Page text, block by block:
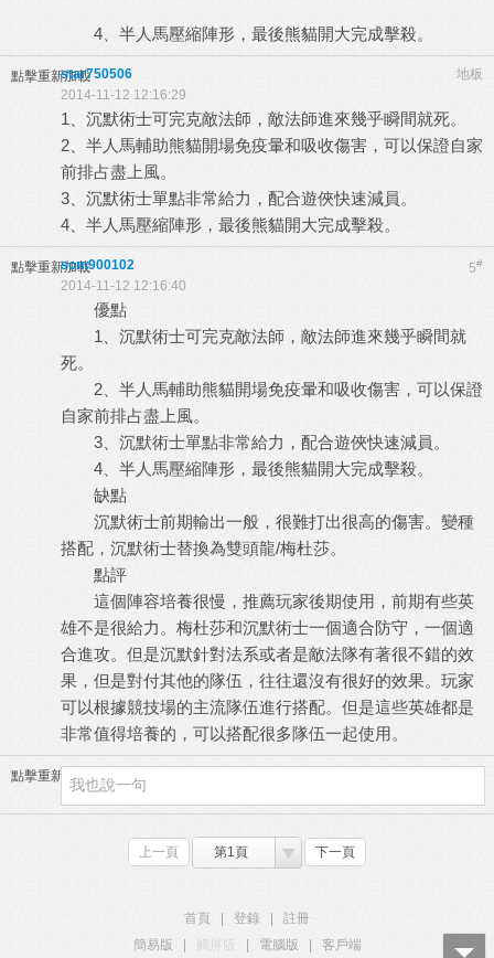
4、半人馬壓縮陣形，最後熊貓開大完成擊殺。
點擊重新加載 地板
star750506
2014-11-12 12:16:29
1、沉默術士可完克敵法師，敵法師進來幾乎瞬間就死。
2、半人馬輔助熊貓開場免疫暈和吸收傷害，可以保證自家
前排占盡上風。
3、沉默術士單點非常給力，配合遊俠快速減員。
4、半人馬壓縮陣形，最後熊貓開大完成擊殺。
點擊重新加載 5#
som900102
2014-11-12 12:16:40
優點
1、沉默術士可完克敵法師，敵法師進來幾乎瞬間就
死。
2、半人馬輔助熊貓開場免疫暈和吸收傷害，可以保證
自家前排占盡上風。
3、沉默術士單點非常給力，配合遊俠快速減員。
4、半人馬壓縮陣形，最後熊貓開大完成擊殺。
缺點
沉默術士前期輸出一般，很難打出很高的傷害。變種
搭配，沉默術士替換為雙頭龍/梅杜莎。
點評
這個陣容培養很慢，推薦玩家後期使用，前期有些英
雄不是很給力。梅杜莎和沉默術士一個適合防守，一個適
合進攻。但是沉默針對法系或者是敵法隊有著很不錯的效
果，但是對付其他的隊伍，往往還沒有很好的效果。玩家
可以根據競技場的主流隊伍進行搭配。但是這些英雄都是
非常值得培養的，可以搭配很多隊伍一起使用。
點擊重新加載
上一頁 第1頁 下一頁
首頁 登錄
註冊
簡易版
觸屏版 電腦版 客戶端